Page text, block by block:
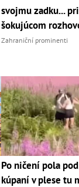
svojmu zadku...
šokujúcom
Zahraniční prominenti
Po ničení pola
kúpaní v plese tu